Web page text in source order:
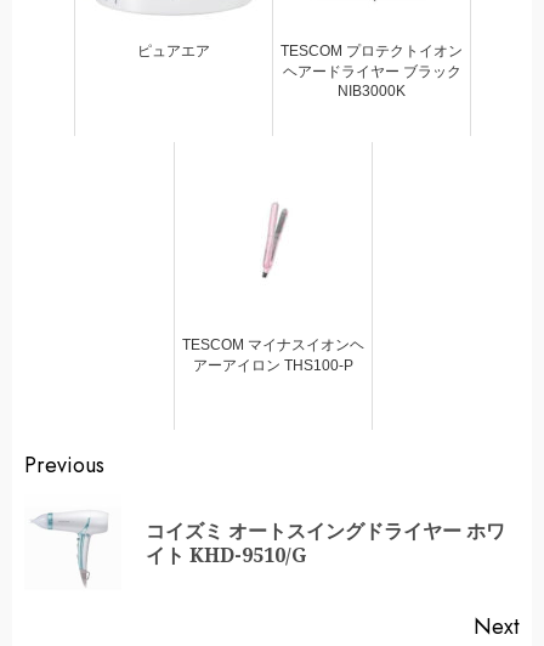
ピュアエア
TESCOM プロテクトイオン
ヘアードライヤー ブラック
NIB3000K
TESCOM マイナスイオンヘ
アーアイロン THS100-P
Continue
Reading
Previous
コイズミ オートスイングドライヤー ホワ
イト KHD-9510/G
Next